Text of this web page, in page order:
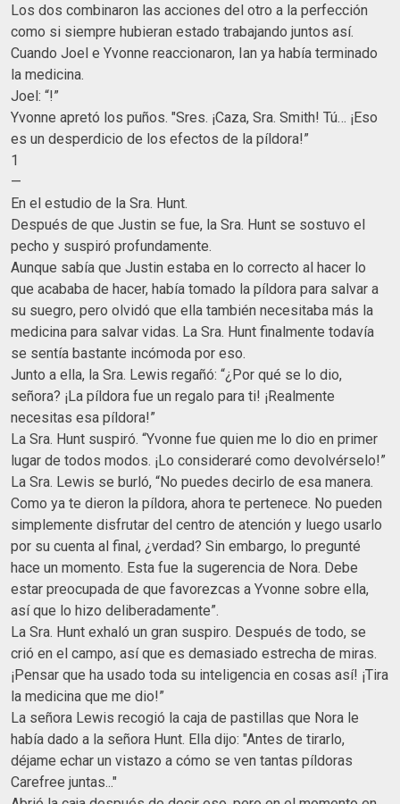
Los dos combinaron las acciones del otro a la perfección
como si siempre hubieran estado trabajando juntos así.
Cuando Joel e Yvonne reaccionaron, Ian ya había terminado
la medicina.
Joel: “!”
Yvonne apretó los puños. "Sres. ¡Caza, Sra. Smith! Tú… ¡Eso
es un desperdicio de los efectos de la píldora!”
1
—
En el estudio de la Sra. Hunt.
Después de que Justin se fue, la Sra. Hunt se sostuvo el
pecho y suspiró profundamente.
Aunque sabía que Justin estaba en lo correcto al hacer lo
que acababa de hacer, había tomado la píldora para salvar a
su suegro, pero olvidó que ella también necesitaba más la
medicina para salvar vidas. La Sra. Hunt finalmente todavía
se sentía bastante incómoda por eso.
Junto a ella, la Sra. Lewis regañó: “¿Por qué se lo dio,
señora? ¡La píldora fue un regalo para ti! ¡Realmente
necesitas esa píldora!”
La Sra. Hunt suspiró. “Yvonne fue quien me lo dio en primer
lugar de todos modos. ¡Lo consideraré como devolvérselo!”
La Sra. Lewis se burló, “No puedes decirlo de esa manera.
Como ya te dieron la píldora, ahora te pertenece. No pueden
simplemente disfrutar del centro de atención y luego usarlo
por su cuenta al final, ¿verdad? Sin embargo, lo pregunté
hace un momento. Esta fue la sugerencia de Nora. Debe
estar preocupada de que favorezcas a Yvonne sobre ella,
así que lo hizo deliberadamente”.
La Sra. Hunt exhaló un gran suspiro. Después de todo, se
crió en el campo, así que es demasiado estrecha de miras.
¡Pensar que ha usado toda su inteligencia en cosas así! ¡Tira
la medicina que me dio!”
La señora Lewis recogió la caja de pastillas que Nora le
había dado a la señora Hunt. Ella dijo: "Antes de tirarlo,
déjame echar un vistazo a cómo se ven tantas píldoras
Carefree juntas..."